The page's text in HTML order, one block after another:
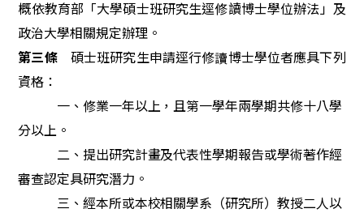
概依教育部「大學碩士班研究生逕修讀博士學位辦法」及
政治大學相關規定辦理。
第三條 碩士班研究生申請逕行修讀博士學位者應具下列
資格：
一、修業一年以上，且第一學年兩學期共修十八學
分以上。
二、提出研究計畫及代表性學期報告或學術著作經
審查認定具研究潛力。
三、經本所或本校相關學系（研究所）教授二人以